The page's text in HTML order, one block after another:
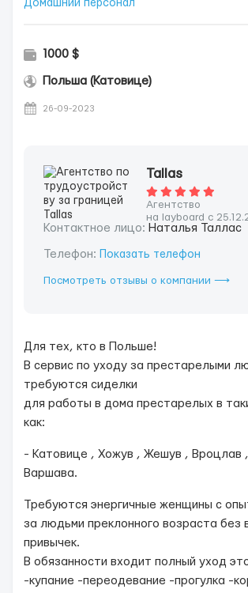
Домашний персонал
1000 $
Польша (Катовице)
26-09-2023
Tallas
Агентство
на layboard с
Контактное лицо: Наталья Таллас
Телефон: Показать телефон
Посмотреть отзывы о компании ⟶
Для тех, кто в Польше!
В сервис по уходу за престарелыми
требуются сиделки
для работы в дома престарелых в
как:
- Катовице , Хожув , Жешув , Вроцлав
Варшава.
Требуются энергичные женщины с
за людьми преклонного возраста без
привычек.
В обязанности входит полный уход
-купание -переодевание -прогулка -